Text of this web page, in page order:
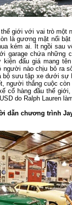
giới với vai trò một
là gương mặt nổi
kém ai. Ít ngồi sau
garage chứa những
đấu giá mang tên
người nào chịu bỏ ra
bộ sưu tập xe dưới sự
người thắng cuộc
cổ hàng đầu thế
do Ralph Lauren
dẫn chương trình